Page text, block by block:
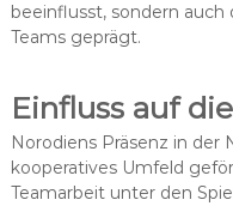
beeinflusst, sondern
Teams geprägt.
Einfluss auf
Norodiens Präsenz in der
kooperatives Umfeld
Teamarbeit unter den